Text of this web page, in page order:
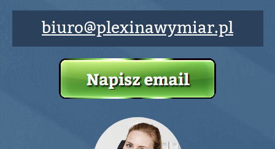
biuro@plexinawymiar.pl